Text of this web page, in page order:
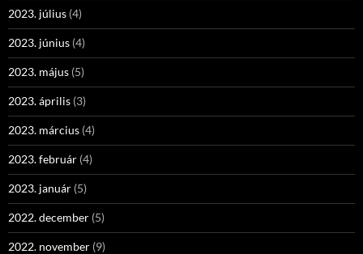
2023. július (4)
2023. június (4)
2023. május (5)
2023. április (3)
2023. március (4)
2023. február (4)
2023. január (5)
2022. december (5)
2022. november (9)